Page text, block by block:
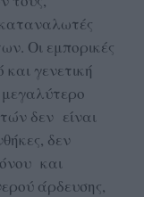
Οι εμπορικές
και γενετική
δεν είναι
δεν
και
άρδευσης,